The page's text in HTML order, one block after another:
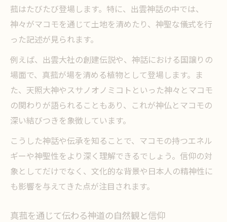
菰はたびたび登場します。特に、出雲神話の中では、
神々がマコモを通じて土地を清めたり、神聖な儀式を行
った記述が見られます。
例えば、出雲大社の創建伝説や、神話における国譲りの
場面で、真菰が場を清める植物として登場します。ま
た、天照大神やスサノオノミコトといった神々とマコモ
の関わりが語られることもあり、これが神仏とマコモの
深い結びつきを象徴しています。
こうした神話や伝承を知ることで、マコモの持つエネル
ギーや神聖性をより深く理解できるでしょう。信仰の対
象としてだけでなく、文化的な背景や日本人の精神性に
も影響を与えてきた点が注目されます。
真菰を通じて伝わる神道の自然観と信仰